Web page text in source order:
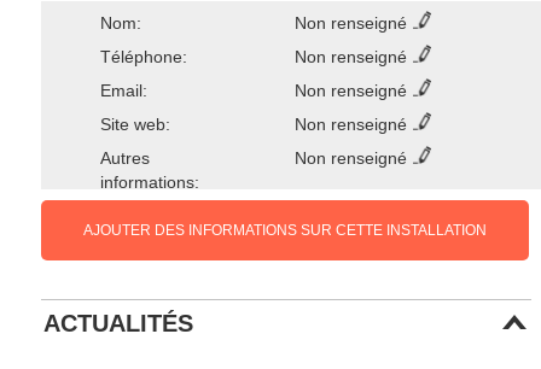
Nom:
Non renseigné
Téléphone:
Non renseigné
Email:
Non renseigné
Site web:
Non renseigné
Autres
informations:
Non renseigné
AJOUTER DES INFORMATIONS SUR CETTE INSTALLATION
ACTUALITÉS